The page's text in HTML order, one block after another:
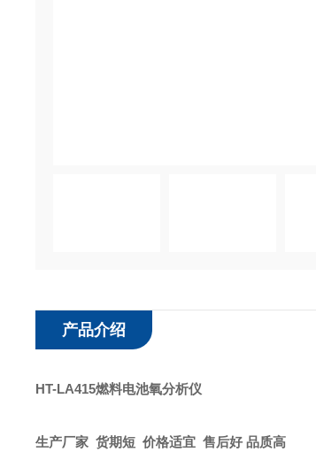
产品介绍
HT-LA415燃料电池氧分析仪
生产厂家 货期短 价格适宜 售后好 品质高